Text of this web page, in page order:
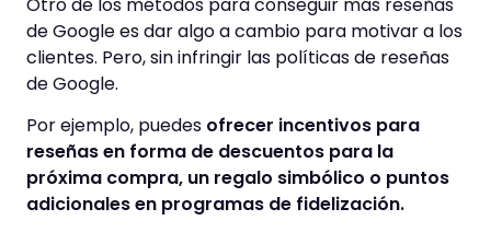
de Google es dar algo a cambio para motivar a los
clientes. Pero, sin infringir las políticas de reseñas
de Google.
Por ejemplo, puedes ofrecer incentivos para
reseñas en forma de descuentos para la
próxima compra, un regalo simbólico o puntos
adicionales en programas de fidelización.